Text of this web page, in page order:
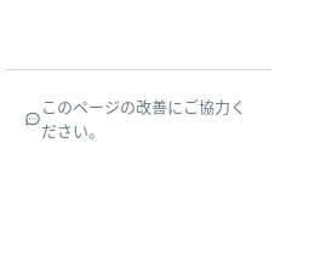
このページの改善にご協力く
ださい。